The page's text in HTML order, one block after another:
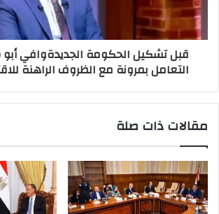
قبل تشكيل الحكومة الجديدةوافي
التعامل بمرونة مع الظروف الراهنة
مقالات ذات صلة